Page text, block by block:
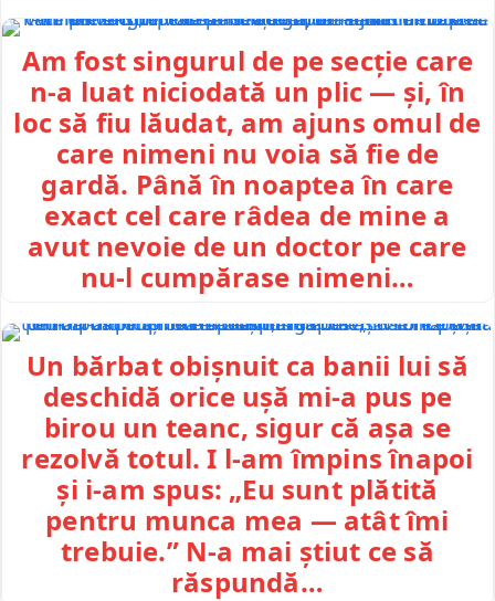
Am fost singurul de pe secție care
n-a luat niciodată un plic — și, în
loc să fiu lăudat, am ajuns omul de
care nimeni nu voia să fie de
gardă. Până în noaptea în care
exact cel care râdea de mine a
avut nevoie de un doctor pe care
nu-l cumpărase nimeni…
Un bărbat obișnuit ca banii lui să
deschidă orice ușă mi-a pus pe
birou un teanc, sigur că așa se
rezolvă totul. I l-am împins înapoi
și i-am spus: „Eu sunt plătită
pentru munca mea — atât îmi
trebuie.” N-a mai știut ce să
răspundă…